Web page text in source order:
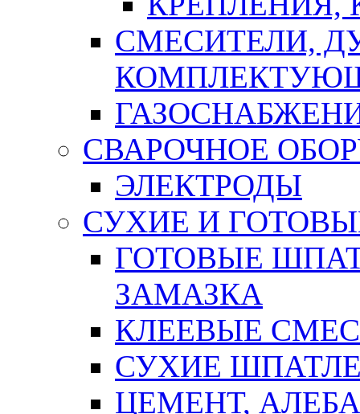
СМЕСИТЕЛИ,
СВАРОЧНОЕ
ЭЛЕКТРОДЫ
СУХИЕ И
ГОТОВЫЕ
ЗАМАЗКА
КЛЕЕВЫЕ
СУХИЕ
ЦЕМЕНТ,